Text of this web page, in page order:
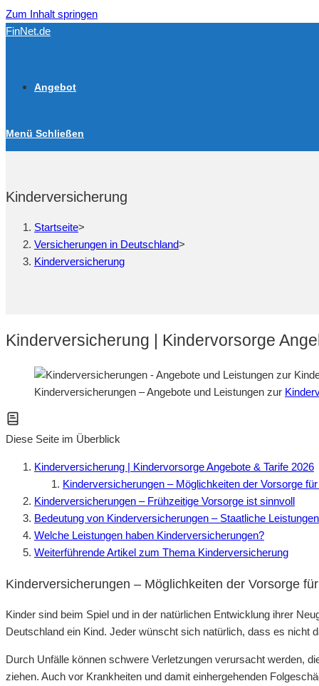
Zum Inhalt springen
FinNet.de
Angebot
Menü Schließen
Kinderversicherung
Startseite>
Versicherungen in Deutschland>
Kinderversicherung
Kinderversicherung | Kindervorsorge
Kinderversicherungen – Angebote und Leistungen zur
Diese Seite im Überblick
Kinderversicherung | Kindervorsorge Angebote & Tarife 2026
Kinderversicherungen – Möglichkeiten der Vorsorge
Kinderversicherungen – Frühzeitige Vorsorge ist sinnvoll
Bedeutung von Kinderversicherungen – Staatliche
Welche Leistungen haben Kinderversicherungen?
Weiterführende Artikel zum Thema Kinderversicherung
Kinderversicherungen – Möglichkeiten der Vorsorge
Kinder sind beim Spiel und in der natürlichen Entwicklung ihrer
Deutschland ein Kind. Jeder wünscht sich natürlich, dass es nicht
Durch Unfälle können schwere Verletzungen verursacht werden,
ziehen. Auch vor Krankheiten und damit einhergehenden